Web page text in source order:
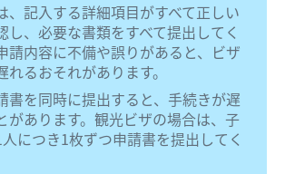
、記入する詳細項目がすべて正しい
し、必要な書類をすべて提出してく
請内容に不備や誤りがあると、ビザ
れるおそれがあります。
書を同時に提出すると、手続きが遅
があります。観光ビザの場合は、子
につき1枚ずつ申請書を提出してく